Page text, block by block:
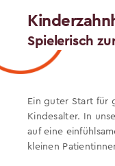
Spielerisch
Ein guter Start für
Kindesalter. In
auf eine
kleinen